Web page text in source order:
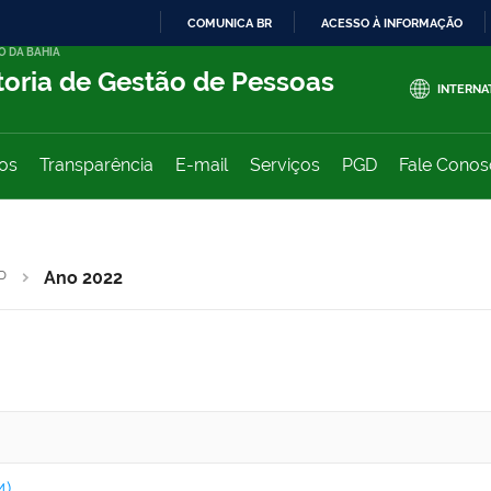
PARA
CONTEÚDO
COMUNICA BR ACESSO À INFORMAÇÃO
DA BAHIA
de Gestão de Pessoas
Transparência E-mail Serviços PGD Fale
Ano 2022